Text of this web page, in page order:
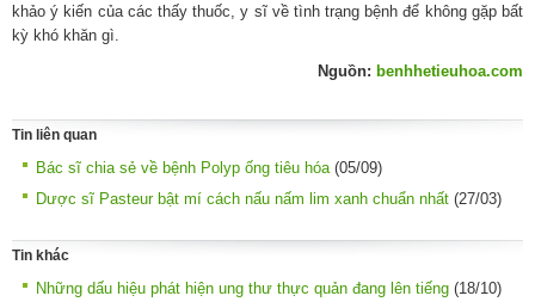
khảo ý kiến của các thấy thuốc, y sĩ về tình trạng bệnh để không gặp bất
kỳ khó khăn gì.
Nguồn: benhhetieuhoa.com
Tin liên quan
Bác sĩ chia sẻ về bệnh Polyp ống tiêu hóa(05/09)
Dược sĩ Pasteur bật mí cách nấu nấm lim xanh chuẩn nhất (27/03)
Tin khác
Những dấu hiệu phát hiện ung thư thực quản đang lên tiếng (18/10)